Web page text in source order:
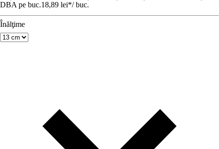
DBA pe buc.18,89 lei*/ buc.
Înălţime